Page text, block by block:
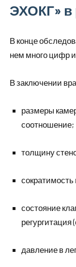
ЭХОКГ» в
В конце
нем много цифр
В заключении
размеры
соотношение;
толщину
состояние
регургитация
давление в